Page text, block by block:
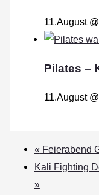
11.August
Pilates –
11.August
« Feierabend
Kali Fighting
»